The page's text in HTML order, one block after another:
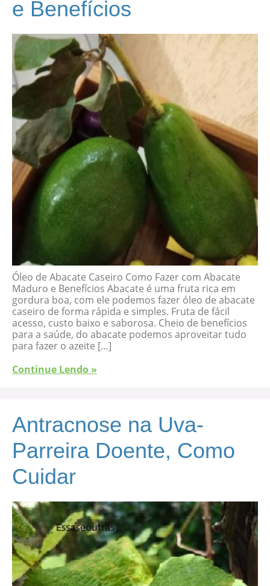
e Benefícios
Óleo de Abacate Caseiro Como Fazer com Abacate
Maduro e Benefícios Abacate é uma fruta rica em
gordura boa, com ele podemos fazer óleo de abacate
caseiro de forma rápida e simples. Fruta de fácil
acesso, custo baixo e saborosa. Cheio de benefícios
para a saúde, do abacate podemos aproveitar tudo
para fazer o azeite […]
Continue Lendo »
Antracnose na Uva-
Parreira Doente, Como
Cuidar